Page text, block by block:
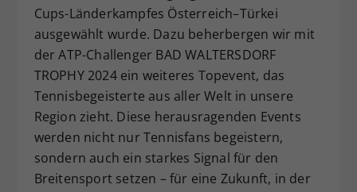
Cups-Länderkampfes Österreich–Türkei
ausgewählt wurde. Dazu beherbergen wir mit
der ATP-Challenger BAD WALTERSDORF
TROPHY 2024 ein weiteres Topevent, das
Tennisbegeisterte aus aller Welt in unsere
Region zieht. Diese herausragenden Events
werden nicht nur Tennisfans begeistern,
sondern auch ein starkes Signal für den
Breitensport setzen – für eine Zukunft, in der